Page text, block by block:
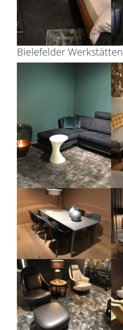
Bielefelder Werkstätten